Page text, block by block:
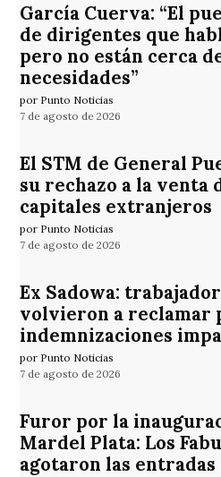
García Cuerva: “El
de dirigentes que
pero no están cerca
necesidades”
por Punto Noticias
7 de agosto de 2026
El STM de General
su rechazo a la venta
capitales extranjeros
por Punto Noticias
7 de agosto de 2026
Ex Sadowa:
volvieron a reclamar
indemnizaciones
por Punto Noticias
7 de agosto de 2026
Furor por la
Mardel Plata: Los
agotaron las entradas